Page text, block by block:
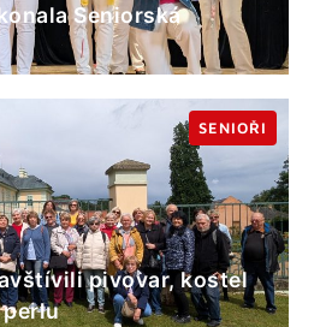
Seniorská
pivovar, kostel
SENIOŘI